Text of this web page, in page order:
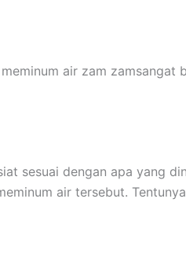
air zam zamsangat
sesuai dengan apa yang
air tersebut.